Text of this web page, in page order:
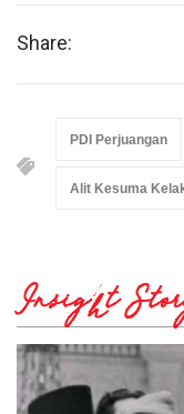
Share:
PDI Perjuangan
Alit Kesuma
Insight